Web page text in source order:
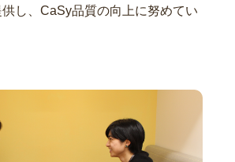
し、CaSy品質の向上に努めてい